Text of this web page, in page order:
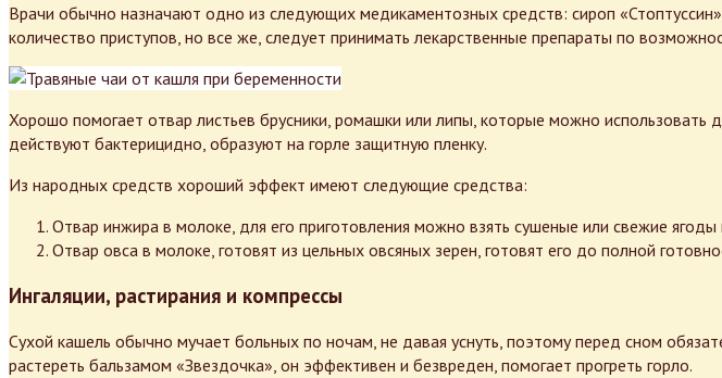
Врачи обычно назначают одно из следующих медикаментозных средств: сироп
количество приступов, но все же, следует принимать лекарственные препараты по
Хорошо помогает отвар листьев брусники, ромашки или липы, которые можно использовать
действуют бактерицидно, образуют на горле защитную пленку.
Из народных средств хороший эффект имеют следующие средства:
Отвар инжира в молоке, для его приготовления можно взять сушеные или свежие
Отвар овса в молоке, готовят из цельных овсяных зерен, готовят его до полной
Ингаляции, растирания и компрессы
Сухой кашель обычно мучает больных по ночам, не давая уснуть, поэтому перед сном
растереть бальзамом «Звездочка», он эффективен и безвреден, помогает прогреть горло.